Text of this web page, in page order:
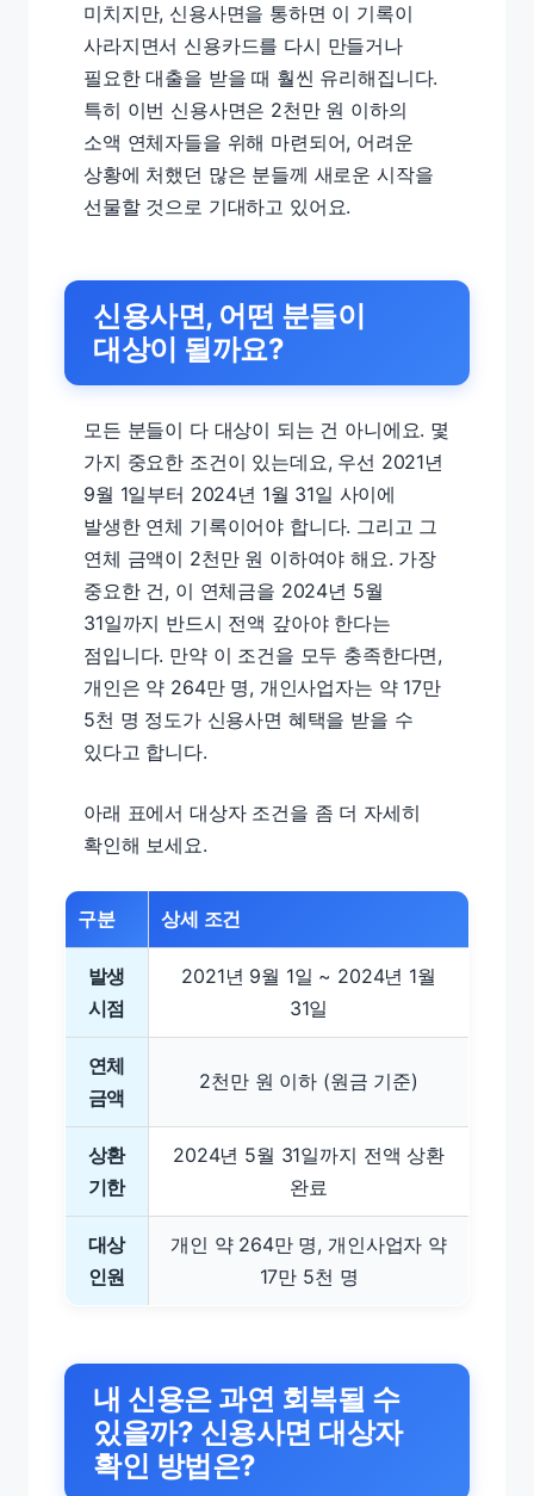
미치지만, 신용사면을 통하면 이 기록이
사라지면서 신용카드를 다시 만들거나
필요한 대출을 받을 때 훨씬 유리해집니다.
특히 이번 신용사면은 2천만 원 이하의
소액 연체자들을 위해 마련되어, 어려운
상황에 처했던 많은 분들께 새로운 시작을
선물할 것으로 기대하고 있어요.
신용사면, 어떤 분들이
대상이 될까요?
모든 분들이 다 대상이 되는 건 아니에요. 몇
가지 중요한 조건이 있는데요, 우선 2021년
9월 1일부터 2024년 1월 31일 사이에
발생한 연체 기록이어야 합니다. 그리고 그
연체 금액이 2천만 원 이하여야 해요. 가장
중요한 건, 이 연체금을 2024년 5월
31일까지 반드시 전액 갚아야 한다는
점입니다. 만약 이 조건을 모두 충족한다면,
개인은 약 264만 명, 개인사업자는 약 17만
5천 명 정도가 신용사면 혜택을 받을 수
있다고 합니다.
아래 표에서 대상자 조건을 좀 더 자세히
확인해 보세요.
구분 상세 조건
발생
시점
2021년 9월 1일 ~ 2024년 1월
31일
연체
금액
2천만 원 이하 (원금 기준)
상환
기한
2024년 5월 31일까지 전액 상환
완료
대상
인원
개인 약 264만 명, 개인사업자 약
17만 5천 명
내 신용은 과연 회복될 수
있을까? 신용사면 대상자
확인 방법은?